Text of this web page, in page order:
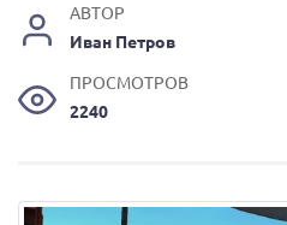
АВТОР
Иван Петров
ПРОСМОТРОВ
2240